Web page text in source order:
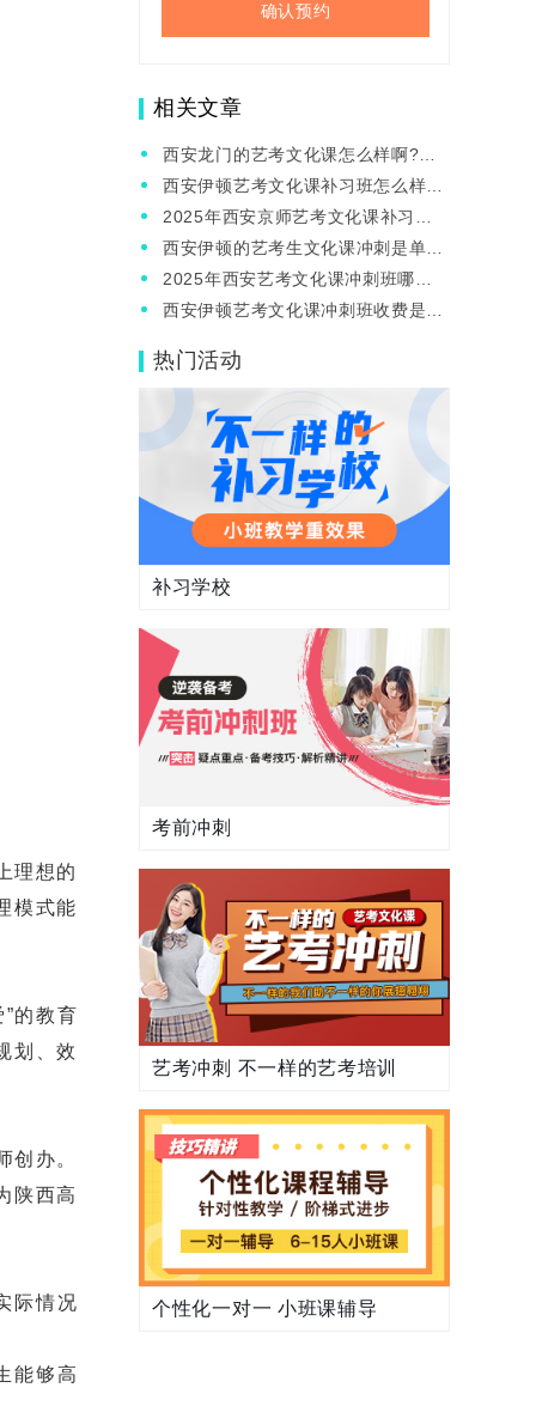
理想的
模式能
的教育
划、效
办。
陕西高
际情况
能够高
确认预约
相关文章
西安龙门的艺考文化课怎么样啊?收
费高吗?
西安伊顿艺考文化课补习班怎么样？
艺考生怎样提高艺考文化课？
2025年西安京师艺考文化课补习怎
么样？
西安伊顿的艺考生文化课冲刺是单独
开班的吗？可以介绍一下伊顿吗？
2025年西安艺考文化课冲刺班哪家
好？伊顿怎么样？
西安伊顿艺考文化课冲刺班收费是多
热门活动
补习学校
考前冲刺
艺考冲刺 不一样的艺考培训
个性化一对一 小班课辅导